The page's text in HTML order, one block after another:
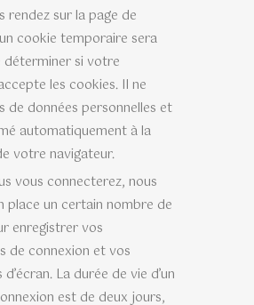
rendez sur la page de
cookie temporaire sera
déterminer si votre
les cookies. Il ne
de données personnelles et
automatiquement à la
votre navigateur.
vous connecterez, nous
place un certain nombre de
enregistrer vos
de connexion et vos
La durée de vie d’un
est de deux jours,